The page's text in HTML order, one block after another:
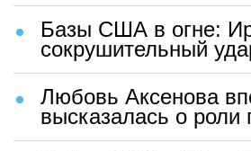
Базы США в огне:
сокрушительный
Любовь Аксенова
высказалась о роли